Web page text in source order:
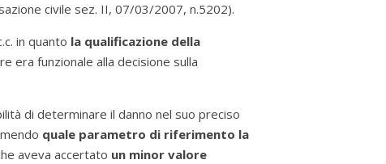
civile sez. II, 07/03/2007, n.5202).
in quanto la qualificazione della
era funzionale alla decisione sulla
di determinare il danno nel suo preciso
quale parametro di riferimento la
aveva accertato un minor valore